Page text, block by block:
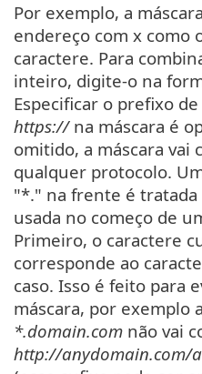
Por exemplo, a máscara
endereço com x como
caractere. Para
inteiro, digite-o na
Especificar o prefixo
https://na máscara é
omitido, a máscara vai
qualquer protocolo.
"*." na frente é
usada no começo de
Primeiro, o caractere
corresponde ao
caso. Isso é feito para
máscara, por exemplo
*.domain.com não vai
http://anydomain.com/